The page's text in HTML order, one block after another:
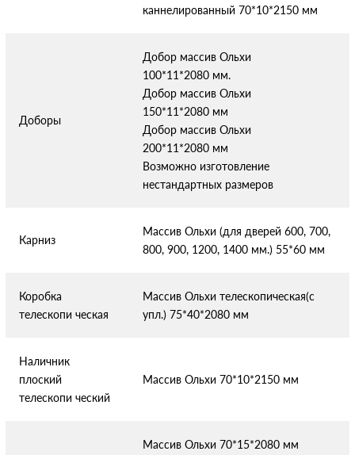
каннелированный 70*10*2150 мм
Доборы
Добор массив Ольхи
100*11*2080 мм.
Добор массив Ольхи
150*11*2080 мм
Добор массив Ольхи
200*11*2080 мм
Возможно изготовление
нестандартных размеров
Карниз
Массив Ольхи (для дверей 600, 700,
800, 900, 1200, 1400 мм.) 55*60 мм
Коробка
телескопи ческая
Массив Ольхи телескопическая(с
упл.) 75*40*2080 мм
Наличник
плоский
телескопи ческий
Массив Ольхи 70*10*2150 мм
Массив Ольхи 70*15*2080 мм